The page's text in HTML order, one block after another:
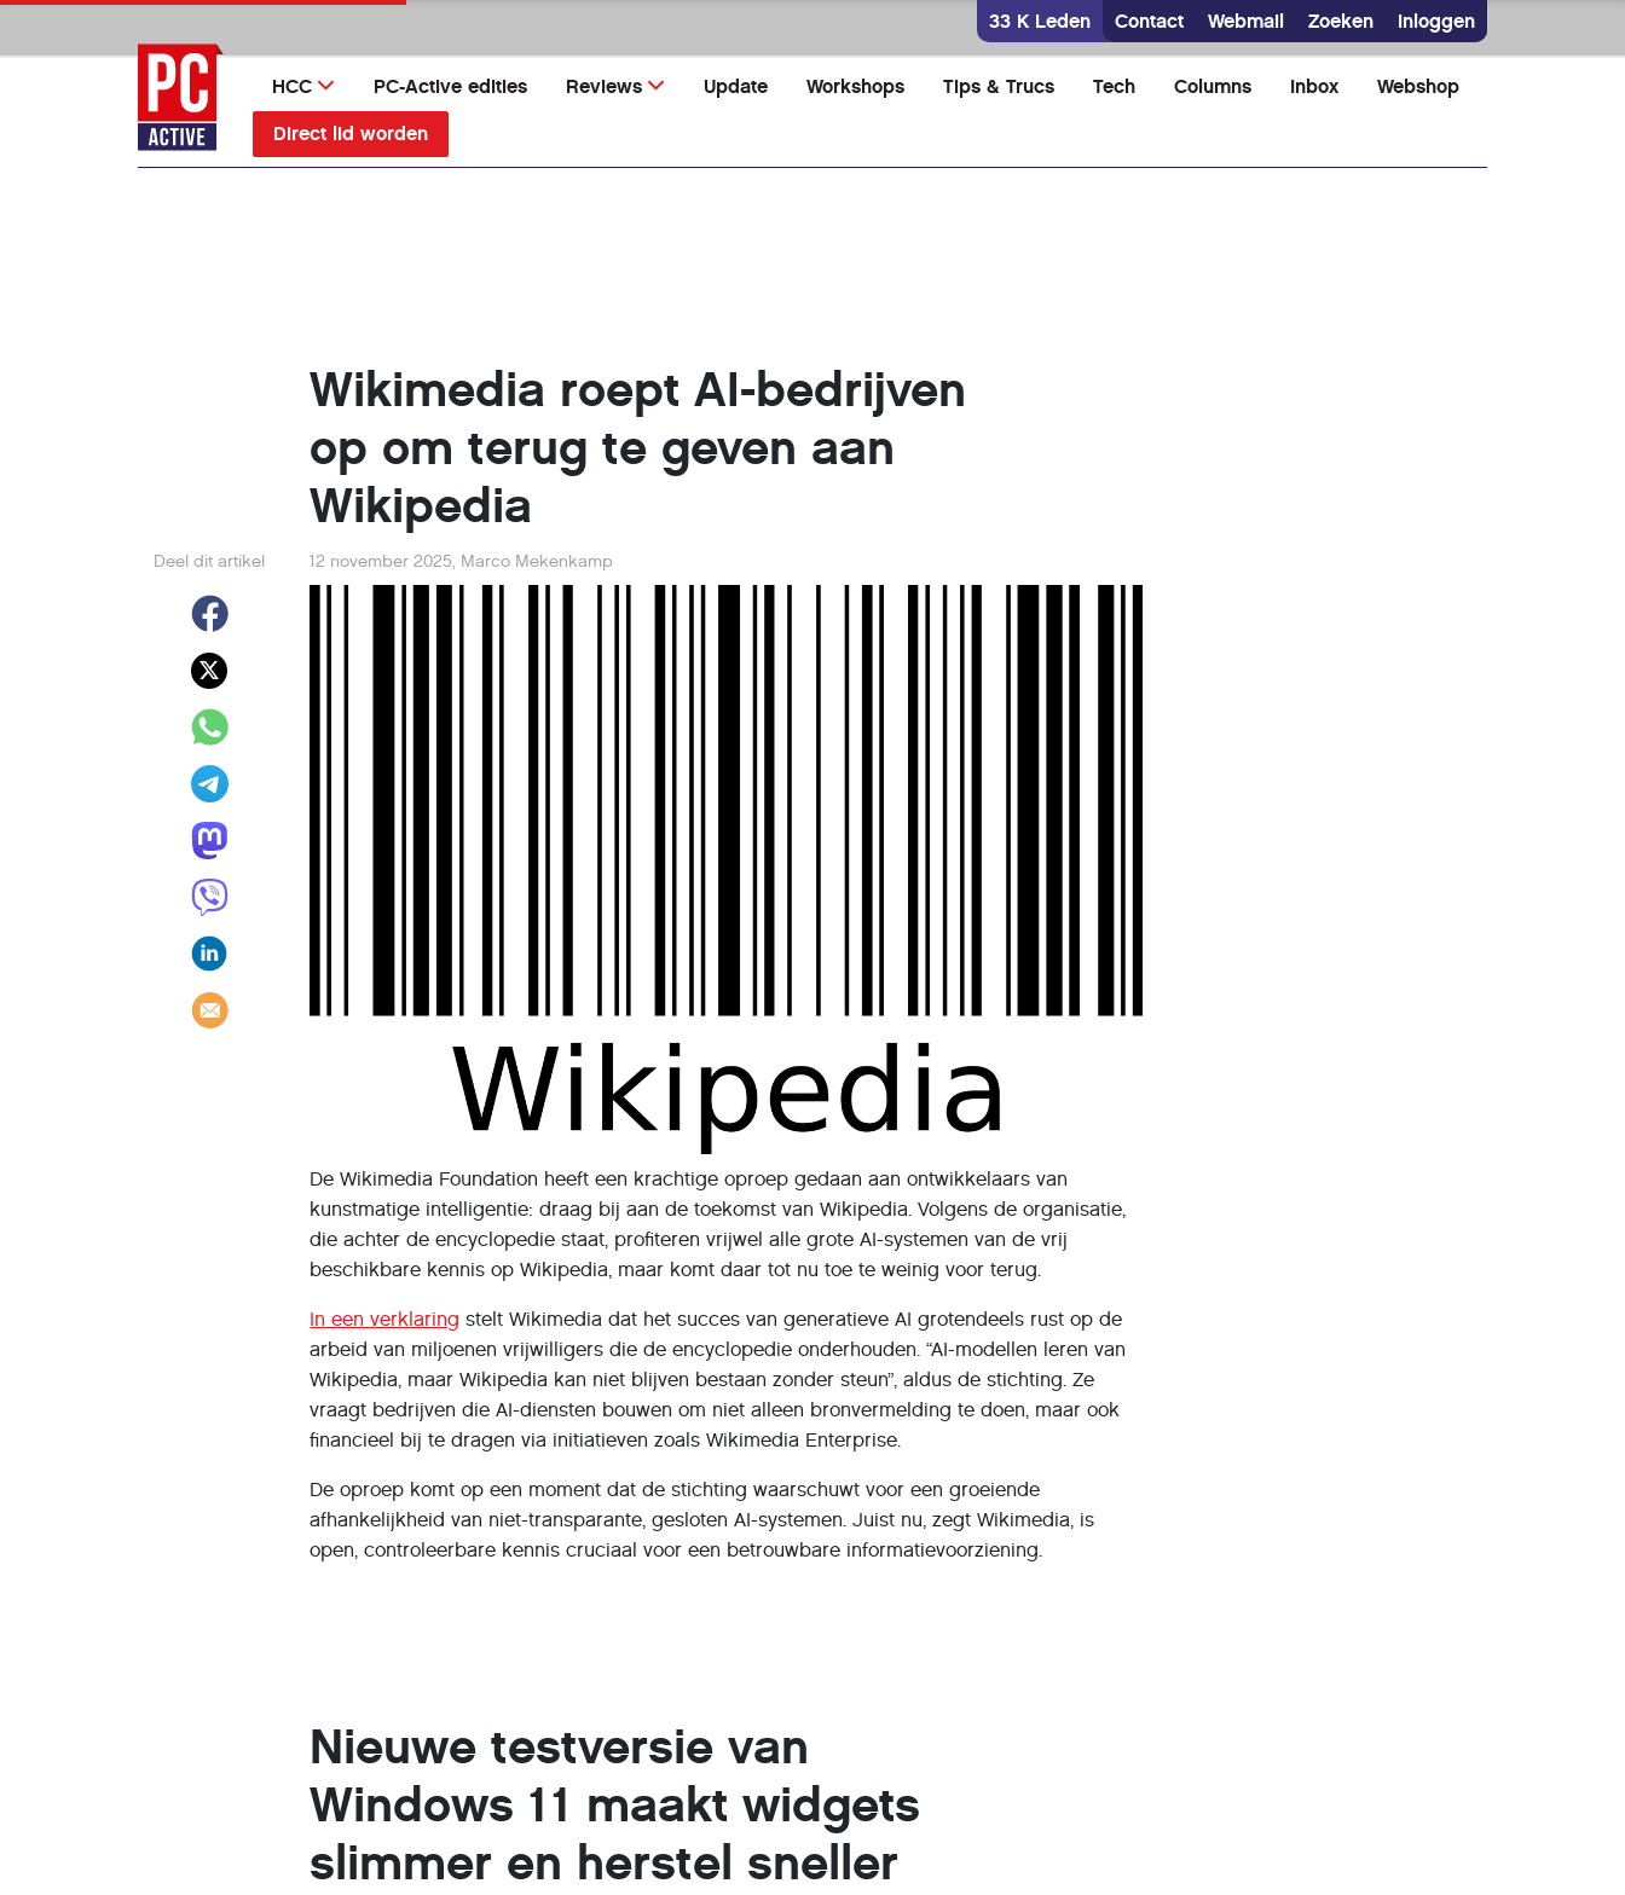
direct
naar
inhoud
33 K Leden Contact Webmail Zoeken Inloggen
HCC PC-Active edities Reviews Update Workshops Tips & Trucs Tech Columns Inbox Webshop
Direct lid worden
Wikimedia roept AI-bedrijven
op om terug te geven aan
Wikipedia
Deel dit artikel 12 november 2025, Marco Mekenkamp
De Wikimedia Foundation heeft een krachtige oproep gedaan aan ontwikkelaars van
kunstmatige intelligentie: draag bij aan de toekomst van Wikipedia. Volgens de organisatie,
die achter de encyclopedie staat, profiteren vrijwel alle grote AI-systemen van de vrij
beschikbare kennis op Wikipedia, maar komt daar tot nu toe te weinig voor terug.
In een verklaring stelt Wikimedia dat het succes van generatieve AI grotendeels rust op de
arbeid van miljoenen vrijwilligers die de encyclopedie onderhouden. “AI-modellen leren van
Wikipedia, maar Wikipedia kan niet blijven bestaan zonder steun”, aldus de stichting. Ze
vraagt bedrijven die AI-diensten bouwen om niet alleen bronvermelding te doen, maar ook
financieel bij te dragen via initiatieven zoals Wikimedia Enterprise.
De oproep komt op een moment dat de stichting waarschuwt voor een groeiende
afhankelijkheid van niet-transparante, gesloten AI-systemen. Juist nu, zegt Wikimedia, is
open, controleerbare kennis cruciaal voor een betrouwbare informatievoorziening.
Nieuwe testversie van
Windows 11 maakt widgets
slimmer en herstel sneller